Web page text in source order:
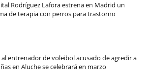
Rodríguez Lafora estrena en Madrid un
de terapia con perros para trastorno
al entrenador de voleibol acusado de agredir a
en Aluche se celebrará en marzo